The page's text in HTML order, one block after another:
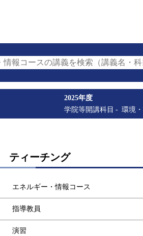
情報コースの講義を検索（講義名・科
2025年度
学院等開講科目
環境
ティーチング
エネルギー・情報コース
指導教員
演習